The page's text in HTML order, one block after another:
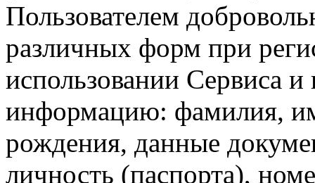
Пользователем
различных форм при
использовании Сервиса
информацию: фамилия,
рождения, данные
личность (паспорта),